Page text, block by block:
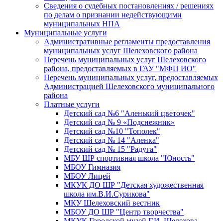
Сведения о судебных постановлениях / решениях
по делам о признании недействующими
муниципальных НПА
Муниципальные услуги
Административные регламенты предоставления
муниципальных услуг Шелеховского района
Перечень муниципальных услуг Шелеховского
района, предоставляемых в ГАУ "МФЦ ИО"
Перечень муниципальных услуг, предоставляемых
Администрацией Шелеховского муниципального
района
Платные услуги
Детский сад №6 "Аленький цветочек"
Детский сад № 9 «Подснежник»
Детский сад №10 "Тополек"
Детский сад № 14 "Аленка"
Детский сад № 15 "Радуга"
МБУ ШР спортивная школа "Юность"
МБОУ Гимназия
МБОУ Лицей
МКУК ДО ШР "Детская художественная
школа им.В.И.Сурикова"
МКУ Шелеховский вестник
МБОУ ДО ШР "Центр творчества"